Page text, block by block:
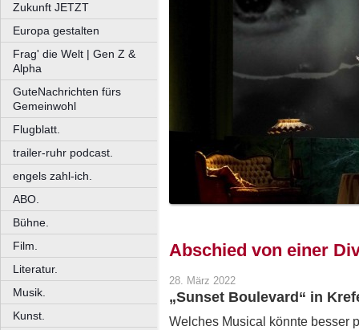
Zukunft JETZT
Europa gestalten
Frag' die Welt | Gen Z &
Alpha
GuteNachrichten fürs
Gemeinwohl
Flugblatt.
trailer-ruhr podcast.
engels zahl-ich.
ABO.
Bühne.
Film.
Literatur.
Musik.
Kunst.
Abschied von einer
28. März 2022
„Sunset Boulevard“ in
Welches Musical könnte besser